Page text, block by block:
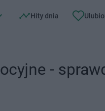
Hity dnia
-